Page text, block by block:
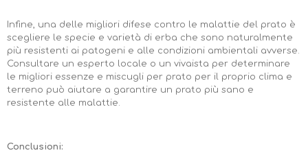
Infine, una delle migliori difese contro le malattie del prato è
scegliere le specie e varietà di erba che sono naturalmente
più resistenti ai patogeni e alle condizioni ambientali avverse.
Consultare un esperto locale o un vivaista per determinare
le migliori essenze e miscugli per prato per il proprio clima e
terreno può aiutare a garantire un prato più sano e
resistente alle malattie.
Conclusioni: